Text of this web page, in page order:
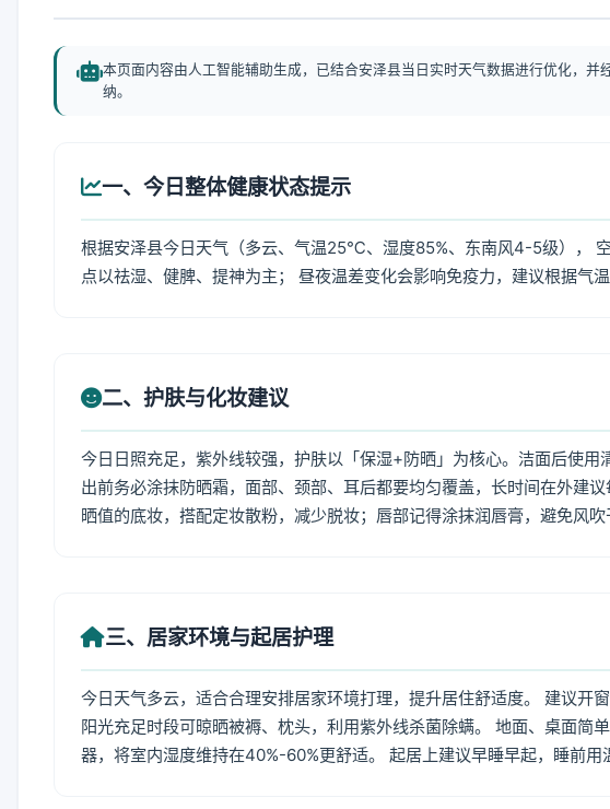
本页面内容由人工智能辅助生成，已结合安泽县当日实时天气数据进行优化，
纳。
一、今日整体健康状态提示
根据安泽县今日天气（多云、气温25℃、湿度85%、东南风4-5级），
点以祛湿、健脾、提神为主； 昼夜温差变化会影响免疫力，建议根据气
二、护肤与化妆建议
今日日照充足，紫外线较强，护肤以「保湿+防晒」为核心。洁面后使
出前务必涂抹防晒霜，面部、颈部、耳后都要均匀覆盖，长时间在外建
晒值的底妆，搭配定妆散粉，减少脱妆；唇部记得涂抹润唇膏，避免风吹
三、居家环境与起居护理
今日天气多云，适合合理安排居家环境打理，提升居住舒适度。 建议开
阳光充足时段可晾晒被褥、枕头，利用紫外线杀菌除螨。 地面、桌面简
器，将室内湿度维持在40%-60%更舒适。 起居上建议早睡早起，睡前用